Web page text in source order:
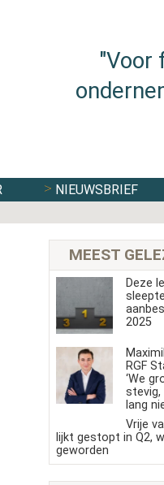
"Voor
NIEUWSBRIEF
MEEST
Deze
2025
RGF
‘We
stevig,
lang
Vrije
lijkt gestopt in Q2,
geworden